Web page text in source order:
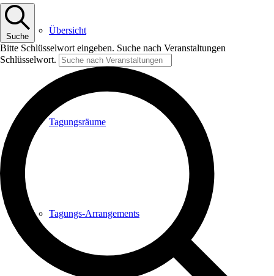
Übersicht
Tagungsräume
Tagungs-Arrangements
Suche
Bitte Schlüsselwort eingeben. Suche nach Veranstaltungen
Schlüsselwort.